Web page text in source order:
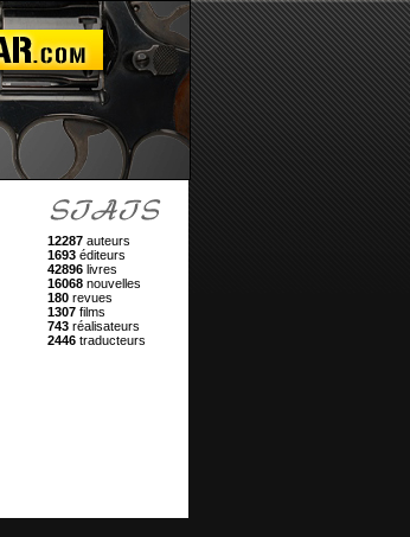
12287 auteurs
1693 éditeurs
42896 livres
16068 nouvelles
180 revues
1307 films
743 réalisateurs
2446 traducteurs